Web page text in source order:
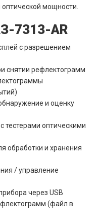
мощности.
7313-AR
с разрешением
снятии рефлектограмм
и оценку
тестерами оптическими
обработки и хранения
/ управление
через USB
(файл в